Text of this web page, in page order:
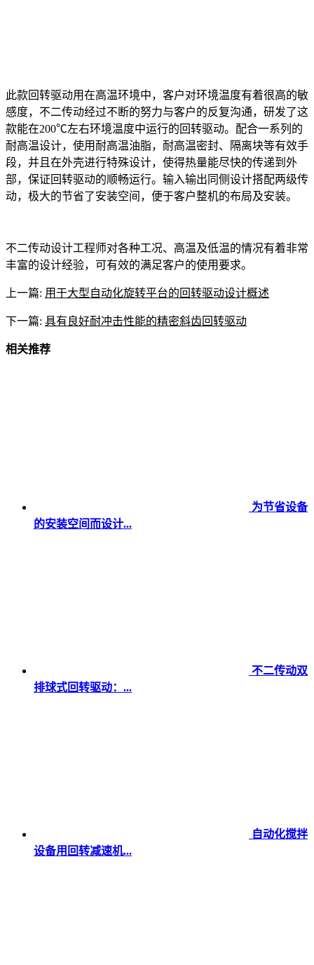
此款回转驱动用在高温环境中，客户对环境温度有着很高的敏
感度，不二传动经过不断的努力与客户的反复沟通，研发了这
款能在200℃左右环境温度中运行的回转驱动。配合一系列的
耐高温设计，使用耐高温油脂，耐高温密封、隔离块等有效手
段，并且在外壳进行特殊设计，使得热量能尽快的传递到外
部，保证回转驱动的顺畅运行。输入输出同侧设计搭配两级传
动，极大的节省了安装空间，便于客户整机的布局及安装。
不二传动设计工程师对各种工况、高温及低温的情况有着非常
丰富的设计经验，可有效的满足客户的使用要求。
上一篇: 用于大型自动化旋转平台的回转驱动设计概述
下一篇: 具有良好耐冲击性能的精密斜齿回转驱动
相关推荐
为节省设备
的安装空间而设计...
不二传动双
排球式回转驱动：...
自动化搅拌
设备用回转减速机...